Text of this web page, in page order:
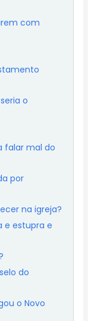
com
o
falar mal do
por
na igreja?
e estupra e
do
o Novo